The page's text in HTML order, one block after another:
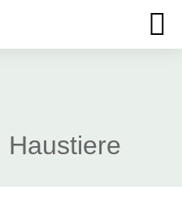
Haustiere